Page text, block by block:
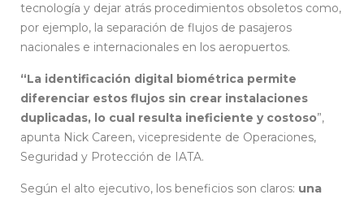
tecnología y dejar atrás procedimientos obsoletos como,
por ejemplo, la separación de flujos de pasajeros
nacionales e internacionales en los aeropuertos.
“La identificación digital biométrica permite
diferenciar estos flujos sin crear instalaciones
duplicadas, lo cual resulta ineficiente y costoso”,
apunta Nick Careen, vicepresidente de Operaciones,
Seguridad y Protección de IATA.
Según el alto ejecutivo, los beneficios son claros: una